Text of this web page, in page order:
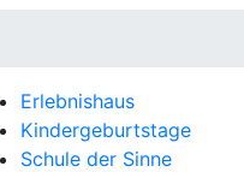
Erlebnishaus
Kindergeburtstage
Schule der Sinne